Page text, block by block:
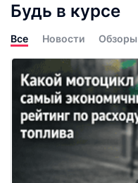
Будь в курсе
Все Новости Обзоры